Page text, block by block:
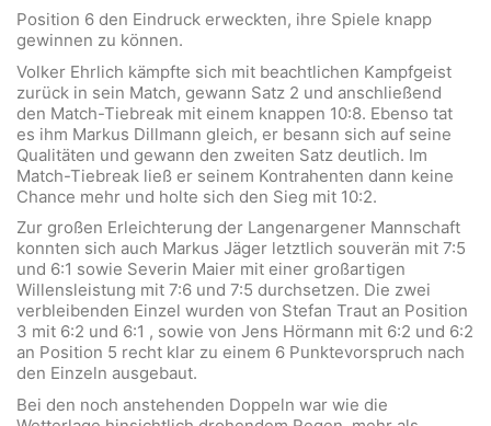
Position 6 den Eindruck erweckten, ihre Spiele knapp
gewinnen zu können.
Volker Ehrlich kämpfte sich mit beachtlichen Kampfgeist
zurück in sein Match, gewann Satz 2 und anschließend
den Match-Tiebreak mit einem knappen 10:8. Ebenso tat
es ihm Markus Dillmann gleich, er besann sich auf seine
Qualitäten und gewann den zweiten Satz deutlich. Im
Match-Tiebreak ließ er seinem Kontrahenten dann keine
Chance mehr und holte sich den Sieg mit 10:2.
Zur großen Erleichterung der Langenargener Mannschaft
konnten sich auch Markus Jäger letztlich souverän mit 7:5
und 6:1 sowie Severin Maier mit einer großartigen
Willensleistung mit 7:6 und 7:5 durchsetzen. Die zwei
verbleibenden Einzel wurden von Stefan Traut an Position
3 mit 6:2 und 6:1 , sowie von Jens Hörmann mit 6:2 und 6:2
an Position 5 recht klar zu einem 6 Punktevorspruch nach
den Einzeln ausgebaut.
Bei den noch anstehenden Doppeln war wie die